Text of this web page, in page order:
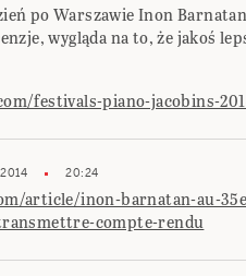
po Warszawie Inon
wygląda na to, że jakoś
festivals-piano-jacobins-
20:24
article/inon-barnatan-au-
compte-rendu